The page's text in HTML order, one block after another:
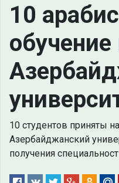
10
обучение
10 студентов приняты
Азербайджанский
получения